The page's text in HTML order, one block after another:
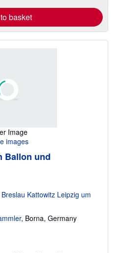
basket
Image
images
Ballon und
Kattowitz Leipzig um
, Borna, Germany